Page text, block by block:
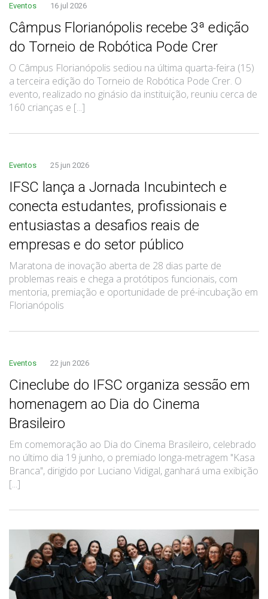
Eventos 16 jul 2026
Câmpus Florianópolis recebe 3ª edição
do Torneio de Robótica Pode Crer
O Câmpus Florianópolis sediou na última quarta-feira (15)
a terceira edição do Torneio de Robótica Pode Crer. O
evento, realizado no ginásio da instituição, reuniu cerca de
160 crianças e [...]
Eventos 25 jun 2026
IFSC lança a Jornada Incubintech e
conecta estudantes, profissionais e
entusiastas a desafios reais de
empresas e do setor público
Maratona de inovação aberta de 28 dias parte de
problemas reais e chega a protótipos funcionais, com
mentoria, premiação e oportunidade de pré-incubação em
Florianópolis
Eventos 22 jun 2026
Cineclube do IFSC organiza sessão em
homenagem ao Dia do Cinema
Brasileiro
Em comemoração ao Dia do Cinema Brasileiro, celebrado
no último dia 19 junho, o premiado longa-metragem "Kasa
Branca", dirigido por Luciano Vidigal, ganhará uma exibição
[...]